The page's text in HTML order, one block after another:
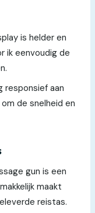
is helder en
ik eenvoudig de
responsief aan
de snelheid en
gun is een
maakt
reistas.